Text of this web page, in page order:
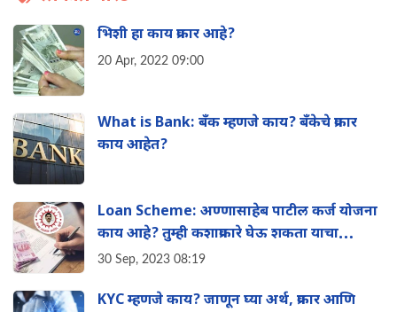
भिशी हा काय प्रकार आहे?
20 Apr, 2022 09:00
What is Bank: बँक म्हणजे काय? बँकेचे प्रकार
काय आहेत?
Loan Scheme: अण्णासाहेब पाटील कर्ज योजना
काय आहे? तुम्ही कशाप्रकारे घेऊ शकता याचा
फायदा? संपूर्ण माहिती एका क्लिकवर
30 Sep, 2023 08:19
KYC म्हणजे काय? जाणून घ्या अर्थ, प्रकार आणि